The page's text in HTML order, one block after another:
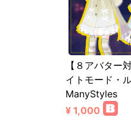
【８アバター
イトモード・
ManyStyles
¥ 1,000